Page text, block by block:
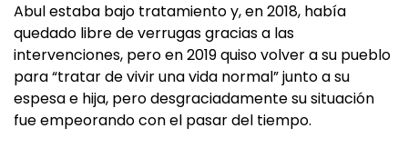
Abul estaba bajo tratamiento y, en 2018, había
quedado libre de verrugas gracias a las
intervenciones, pero en 2019 quiso volver a su pueblo
para “tratar de vivir una vida normal” junto a su
espesa e hija, pero desgraciadamente su situación
fue empeorando con el pasar del tiempo.